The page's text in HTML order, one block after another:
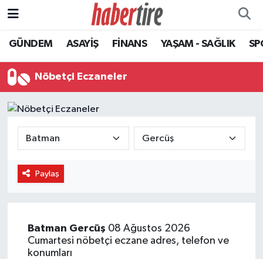
GÜNDEM ASAYİŞ FİNANS YAŞAM - SAĞLIK
Nöbetçi Eczaneler
Paylaş
Batman Gercüş 08 Ağustos 2026
Cumartesi nöbetçi eczane adres, telefon ve
konumları
Tire Nöbetçi Eczaneler
Tire Hava Durumu
Tire Trafik Yoğunluk Haritası
Süper Lig Puan Durumu ve Fikstür
Tüm Manşetler
Haber Arşivi